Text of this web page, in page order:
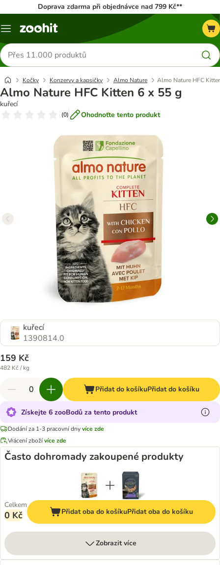
Doprava zdarma při objednávce nad 799 Kč**
Menu
Hledat
produkty
Kočky Konzervy a kapsičky Almo Nature Almo Nature HFC
Almo Nature HFC Kitten 6 x 55 g
kuřecí
(0) Ohodnoťte tento produkt
kuřecí
1390814.0
159 Kč
482 Kč / kg
Přidat do košíkuPřidat do košíku
Získejte 6 zooBodů za tento produkt
Dodání za 1-3 pracovní dnyvíce zde
Vrácení zbožívíce zde
Často dohromady zakoupené produkty
Celkem
0 Kč Přidat oba do košíkuPřidat oba do košíku
Zobrazit více